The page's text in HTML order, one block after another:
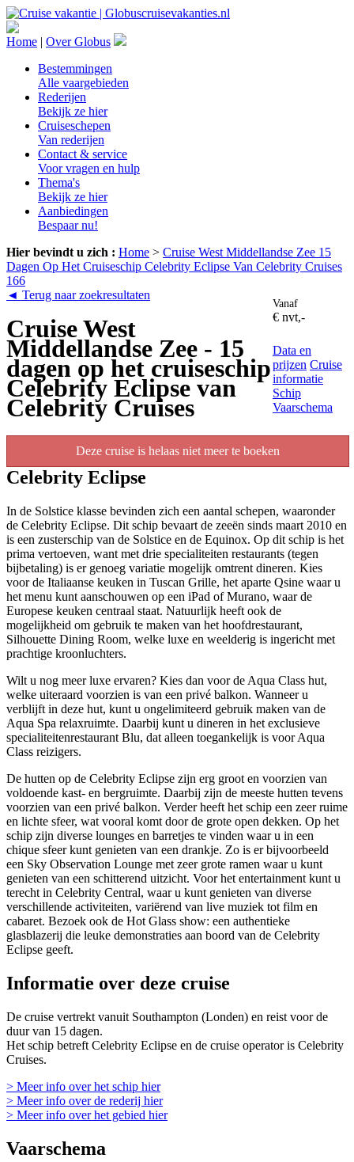
Home | Over Globus
Bestemmingen
Alle vaargebieden
Rederijen
Bekijk ze hier
Cruiseschepen
Van rederijen
Contact & service
Voor vragen en hulp
Thema's
Bekijk ze hier
Aanbiedingen
Bespaar nu!
Hier bevindt u zich : Home > Cruise West Middellandse Zee 15
Dagen Op Het Cruiseschip Celebrity Eclipse Van Celebrity Cruises
166
◄ Terug naar zoekresultaten
Cruise West
Middellandse Zee - 15
dagen op het cruiseschip
Celebrity Eclipse van
Celebrity Cruises
Vanaf
€ nvt,-
Data en
prijzen Cruise
informatie
Schip
Vaarschema
Deze cruise is helaas niet meer te boeken
Celebrity Eclipse
In de Solstice klasse bevinden zich een aantal schepen, waaronder
de Celebrity Eclipse. Dit schip bevaart de zeeën sinds maart 2010 en
is een zusterschip van de Solstice en de Equinox. Op dit schip is het
prima vertoeven, want met drie specialiteiten restaurants (tegen
bijbetaling) is er genoeg variatie mogelijk omtrent dineren. Kies
voor de Italiaanse keuken in Tuscan Grille, het aparte Qsine waar u
het menu kunt aanschouwen op een iPad of Murano, waar de
Europese keuken centraal staat. Natuurlijk heeft ook de
mogelijkheid om gebruik te maken van het hoofdrestaurant,
Silhouette Dining Room, welke luxe en weelderig is ingericht met
prachtige kroonluchters.
Wilt u nog meer luxe ervaren? Kies dan voor de Aqua Class hut,
welke uiteraard voorzien is van een privé balkon. Wanneer u
verblijft in deze hut, kunt u ongelimiteerd gebruik maken van de
Aqua Spa relaxruimte. Daarbij kunt u dineren in het exclusieve
specialiteitenrestaurant Blu, dat alleen toegankelijk is voor Aqua
Class reizigers.
De hutten op de Celebrity Eclipse zijn erg groot en voorzien van
voldoende kast- en bergruimte. Daarbij zijn de meeste hutten tevens
voorzien van een privé balkon. Verder heeft het schip een zeer ruime
en lichte sfeer, wat vooral komt door de grote open dekken. Op het
schip zijn diverse lounges en barretjes te vinden waar u in een
chique sfeer kunt genieten van een drankje. Zo is er bijvoorbeeld
een Sky Observation Lounge met zeer grote ramen waar u kunt
genieten van een schitterend uitzicht. Voor het entertainment kunt u
terecht in Celebrity Central, waar u kunt genieten van diverse
verschillende activiteiten, variërend van live muziek tot film en
cabaret. Bezoek ook de Hot Glass show: een authentieke
glasblazerij die leuke demonstraties aan boord van de Celebrity
Eclipse geeft.
Informatie over deze cruise
De cruise vertrekt vanuit Southampton (Londen) en reist voor de
duur van 15 dagen.
Het schip betreft Celebrity Eclipse en de cruise operator is Celebrity
Cruises.
> Meer info over het schip hier
> Meer info over de rederij hier
> Meer info over het gebied hier
Vaarschema